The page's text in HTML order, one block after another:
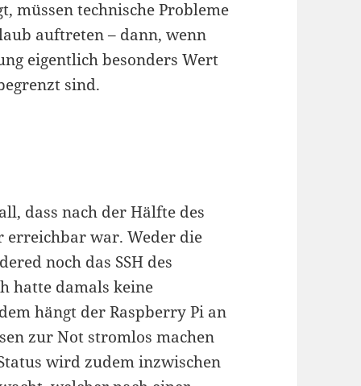
müssen technische Probleme
auftreten – dann, wenn
eigentlich besonders Wert
sind.
dass nach der Hälfte des
erreichbar war. Weder die
noch das SSH des
hatte damals keine
hängt der Raspberry Pi an
zur Not stromlos machen
wird zudem inzwischen